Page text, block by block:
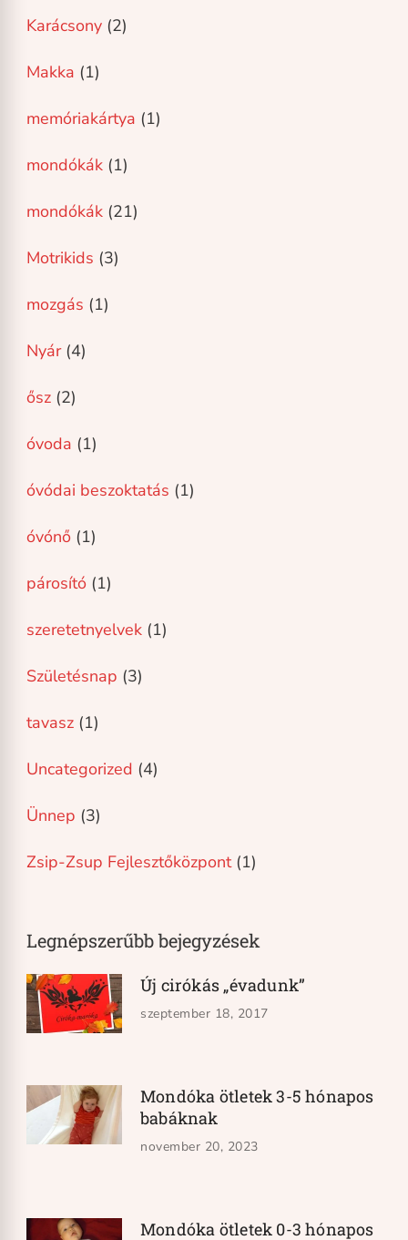
Karácsony (2)
Makka (1)
memóriakártya (1)
mondókák (1)
mondókák (21)
Motrikids (3)
mozgás (1)
Nyár(4)
ősz (2)
óvoda (1)
óvódai beszoktatás (1)
óvónő (1)
párosító (1)
szeretetnyelvek (1)
Születésnap (3)
tavasz (1)
Uncategorized (4)
Ünnep (3)
Zsip-Zsup Fejlesztőközpont(1)
Legnépszerűbb bejegyzések
Új cirókás „évadunk”
szeptember 18, 2017
Mondóka ötletek 3-5 hónapos
babáknak
november 20, 2023
Mondóka ötletek 0-3 hónapos